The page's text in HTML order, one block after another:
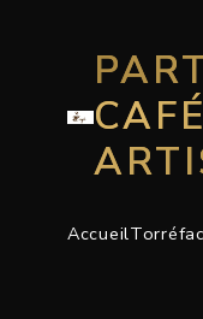
CAFÉ
Accueil